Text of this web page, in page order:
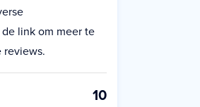
link om meer te
reviews.
10